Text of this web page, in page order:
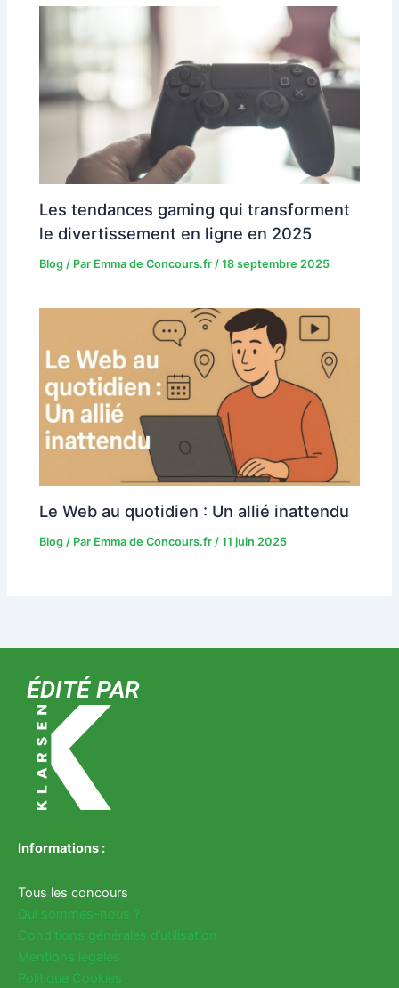
Les tendances gaming qui transforment
le divertissement en ligne en 2025
Blog / Par Emma de Concours.fr /18 septembre 2025
Le Web au quotidien : Un allié inattendu
Blog / Par Emma de Concours.fr /11 juin 2025
ÉDITÉ PAR
Informations :
Tous les concours
Qui sommes-nous ?
Conditions générales d’utilisation
Mentions légales
Politique Cookies